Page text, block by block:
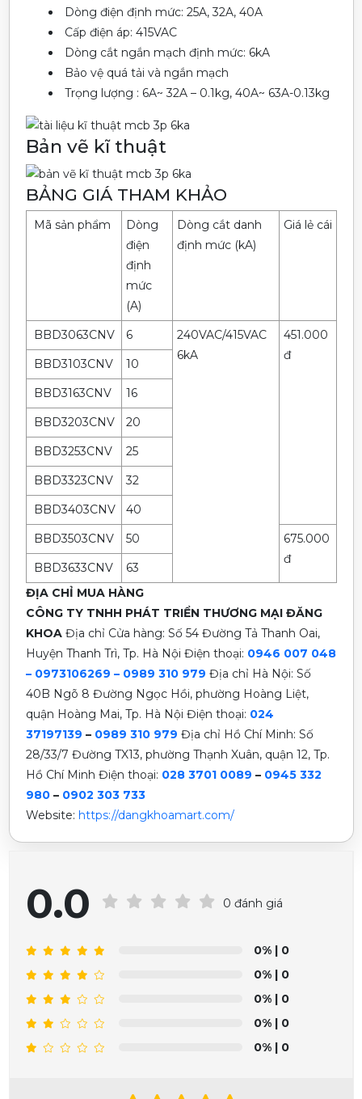
Dòng điện định mức: 25A, 32A, 40A
Cấp điện áp: 415VAC
Dòng cắt ngắn mạch định mức: 6kA
Bảo vệ quá tải và ngắn mạch
Trọng lượng : 6A~ 32A – 0.1kg, 40A~ 63A-0.13kg
Bản vẽ kĩ thuật
BẢNG GIÁ THAM KHẢO
Mã sản phẩm
Dòng
điện
định
mức
(A)
Dòng cắt danh
định mức (kA)
Giá lẻ cái
BBD3063CNV 6
240VAC/415VAC
6kA
451.000
đ
BBD3103CNV
10
BBD3163CNV
16
BBD3203CNV
20
BBD3253CNV
25
BBD3323CNV
32
BBD3403CNV
40
BBD3503CNV
50
675.000
đ
BBD3633CNV
63
ĐỊA CHỈ MUA HÀNG
CÔNG TY TNHH PHÁT TRIỂN THƯƠNG MẠI ĐĂNG
KHOA Địa chỉ Cửa hàng: Số 54 Đường Tả Thanh Oai,
Huyện Thanh Trì, Tp. Hà Nội Điện thoại: 0946 007 048
– 0973106269 – 0989 310 979 Địa chỉ Hà Nội: Số
40B Ngõ 8 Đường Ngọc Hồi, phường Hoàng Liệt,
quận Hoàng Mai, Tp. Hà Nội Điện thoại: 024
37197139 – 0989 310 979 Địa chỉ Hồ Chí Minh: Số
28/33/7 Đường TX13, phường Thạnh Xuân, quận 12, Tp.
Hồ Chí Minh Điện thoại: 028 3701 0089 – 0945 332
980– 0902 303 733
Website: https://dangkhoamart.com/
0.0 0 đánh giá
0% | 0
0% | 0
0% | 0
0% | 0
0% | 0